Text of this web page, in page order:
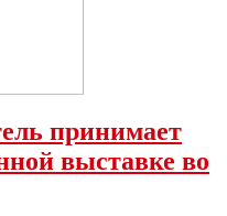
принимает
выставке во